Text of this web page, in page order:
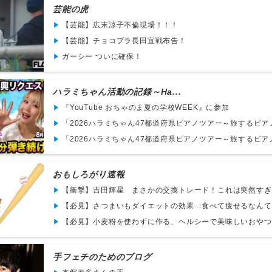
芸能の虎
【芸能】広末涼子不倫現場！！！
【芸能】チョコプラ長田宣戦布告！
ガーシー ついに確保！
ハラミちゃん活動の記録～Ha...
『YouTube おちゃのま夏の学校WEEK』に参加
「2026ハラミちゃん47都道府県ピアノツアー～旅するピ
「2026ハラミちゃん47都道府県ピアノツアー～旅するピ
おもしろがり速報
【衝撃】吉田輝星 まさかの交換トレード！これは突然す
【必見】さつまいもダイエットの効果…食べて痩せるなん
【必見】小麦粉を使わずに作る、ヘルシーで美味しいおや
手フェチのためのブログ